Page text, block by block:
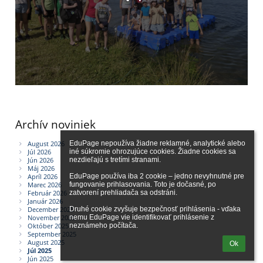
EduPage nepoužíva žiadne reklamné, analytické alebo
iné súkromie ohrozujúce cookies. Žiadne cookies sa
nezdieľajú s tretími stranami.
EduPage používa iba 2 cookie – jedno nevyhnutné pre
fungovanie prihlasovania. Toto je dočasné, po
zatvorení prehliadača sa odstráni.
Druhé cookie zvyšuje bezpečnosť prihlásenia - vďaka
nemu EduPage vie identifikovať prihlásenie z
neznámeho počítača.
Ok
Archív noviniek
August 2026
Júl 2026
Jún 2026
Máj 2026
Apríl 2026
Marec 2026
Február 2026
Január 2026
December 2025
November 2025
Október 2025
September 2025
August 2025
Júl 2025
Jún 2025